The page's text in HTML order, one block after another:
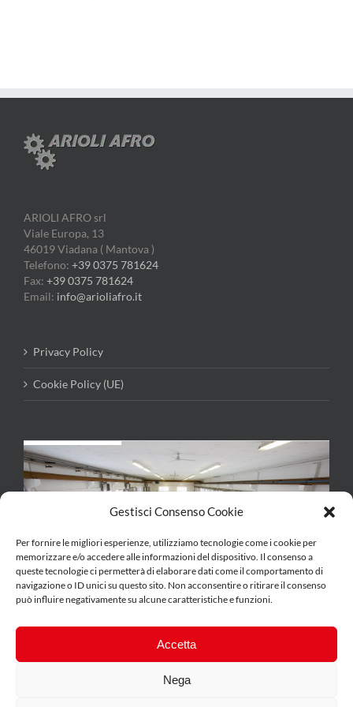
Gestisci Consenso Cookie
Per fornire le migliori esperienze, utilizziamo tecnologie come i cookie per
memorizzare e/o accedere alle informazioni del dispositivo. Il consenso a
queste tecnologie ci permetterà di elaborare dati come il comportamento di
navigazione o ID unici su questo sito. Non acconsentire o ritirare il consenso
può influire negativamente su alcune caratteristiche e funzioni.
Accetta
Nega
ARIOLI AFRO srl
Viale Europa, 13
46019 Viadana ( Mantova )
Telefono: +39 0375 781624
Fax: +39 0375 781624
Email: info@arioliafro.it
Privacy Policy
Cookie Policy (UE)